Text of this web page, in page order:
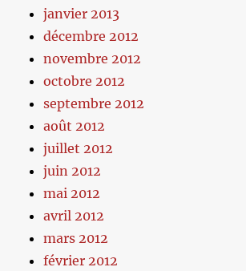
janvier 2013
décembre 2012
novembre 2012
octobre 2012
septembre 2012
août 2012
juillet 2012
juin 2012
mai 2012
avril 2012
mars 2012
février 2012